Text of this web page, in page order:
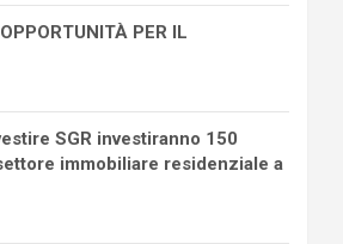
PER IL
SGR investiranno 150
immobiliare residenziale a